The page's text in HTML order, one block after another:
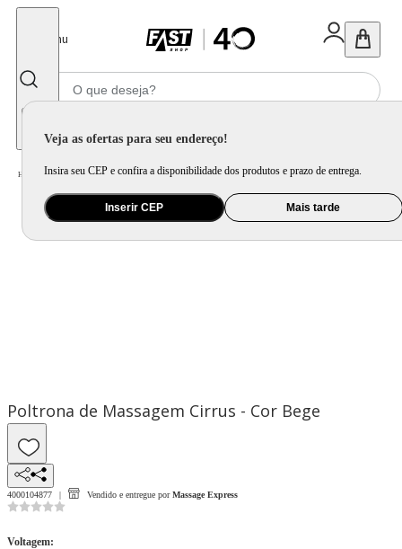
Menu
Veja as ofertas para seu endereço!
Insira seu CEP e confira a disponibilidade dos produtos e prazo de entrega.
Inserir CEP Mais tarde
Home Saúde e Beleza / Cadeira de Massagem e Massageador
Poltrona de Massagem Cirrus - Cor Bege
4000104877 Vendido e entregue por Massage Express
Voltagem: